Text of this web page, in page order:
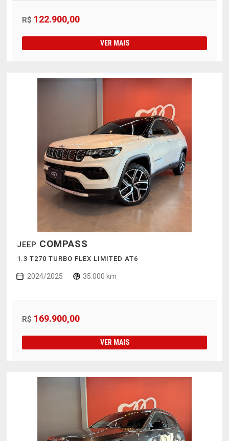
R$ 122.900,00
VER MAIS
JEEP COMPASS
1.3 T270 TURBO FLEX LIMITED AT6
2024/2025 35.000 km
R$ 169.900,00
VER MAIS